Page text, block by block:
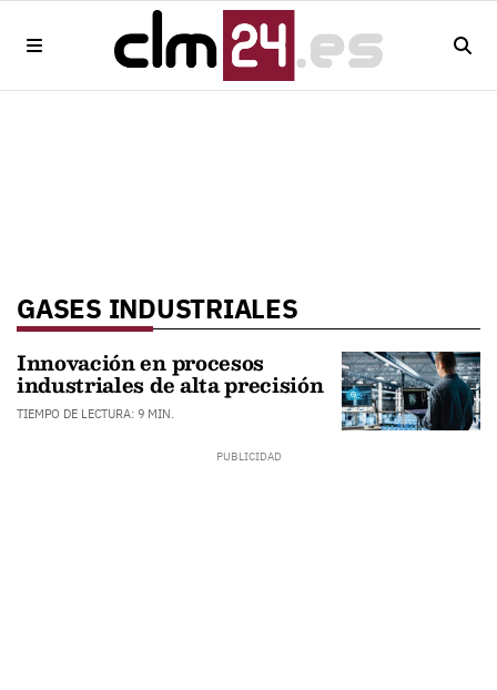
GASES INDUSTRIALES
Innovación en procesos
industriales de alta precisión
TIEMPO DE LECTURA: 9 MIN.